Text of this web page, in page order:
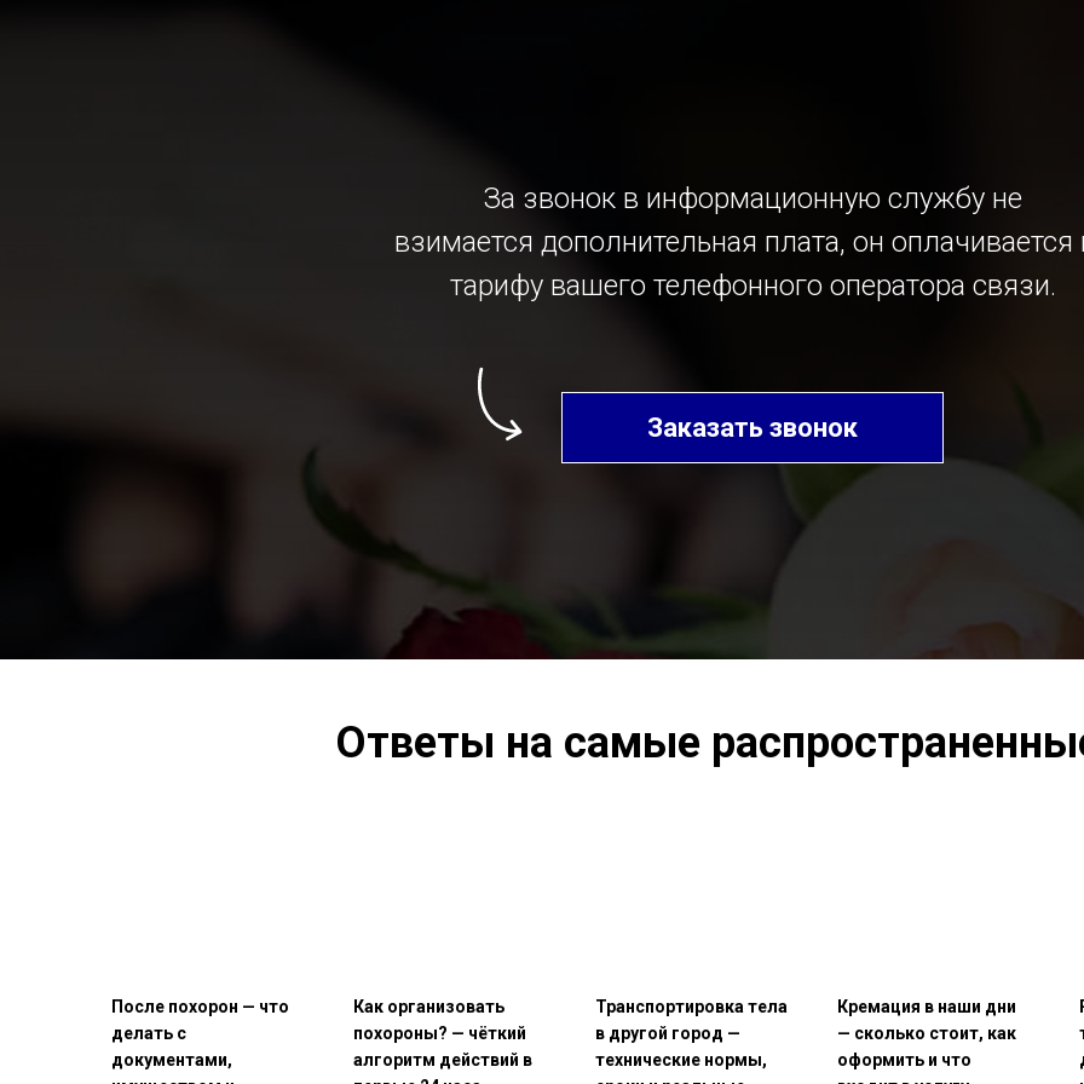
За звонок в информационную службу не
взимается дополнительная плата, он оплачивается
тарифу вашего телефонного оператора связи.
Заказать звонок
Ответы на самые
После похорон — что
делать с
документами,
Как организовать
похороны? — чёткий
алгоритм действий в
Транспортировка тела
в другой город —
технические нормы,
Кремация в наши дни
— сколько стоит, как
оформить и что